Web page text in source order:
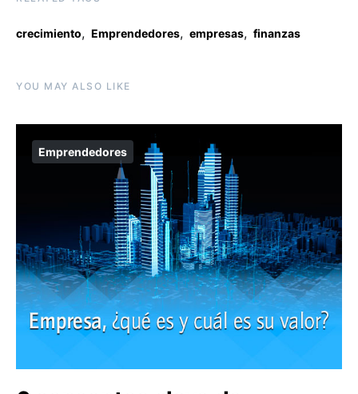
crecimiento, Emprendedores, empresas, finanzas
YOU MAY ALSO LIKE
Emprendedores